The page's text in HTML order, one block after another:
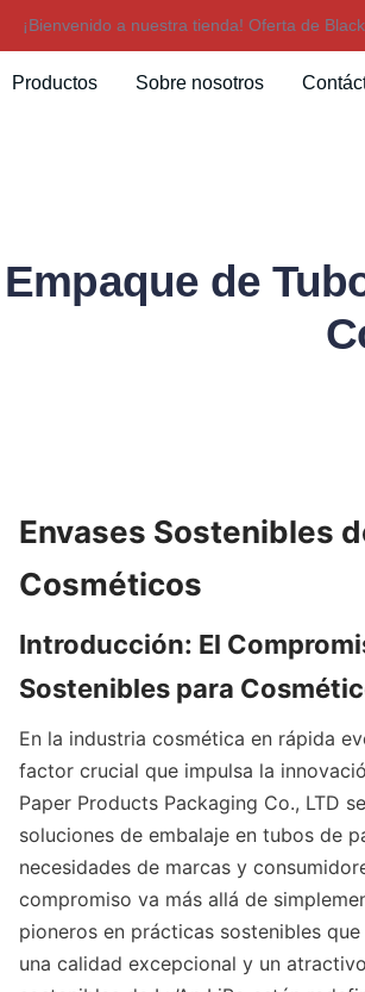
¡Bienvenido a nuestra tienda! Oferta de Black
Productos Sobre nosotros
Empaque de
Envases Sostenibles
Introducción: El
En la industria cosmética en rápida
factor crucial que impulsa la
Paper Products Packaging Co., LTD
soluciones de embalaje en tubos de
necesidades de marcas y
compromiso va más allá de
pioneros en prácticas sostenibles
una calidad excepcional y un